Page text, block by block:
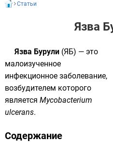
Статьи
Язва
Язва Бурули (ЯБ) — это
малоизученное
инфекционное заболевание,
возбудителем которого
является Mycobacterium
ulcerans.
Содержание